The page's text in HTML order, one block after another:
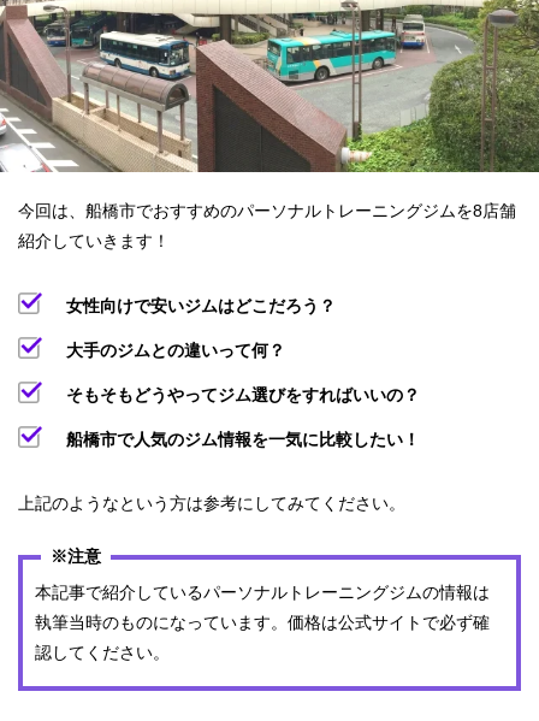
今回は、船橋市でおすすめのパーソナルトレーニングジムを8店舗
紹介していきます！
女性向けで安いジムはどこだろう？
大手のジムとの違いって何？
そもそもどうやってジム選びをすればいいの？
船橋市で人気のジム情報を一気に比較したい！
上記のようなという方は参考にしてみてください。
※注意
本記事で紹介しているパーソナルトレーニングジムの情報は
執筆当時のものになっています。価格は公式サイトで必ず確
認してください。